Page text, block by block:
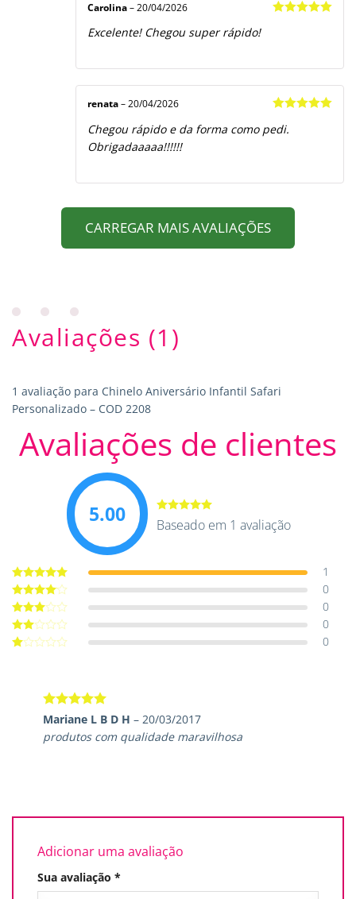
Carolina – 20/04/2026
Excelente! Chegou super rápido!
de 5
renata – 20/04/2026
Chegou rápido e da forma como pedi.
Obrigadaaaaa!!!!!!
CARREGAR MAIS AVALIAÇÕES
Avaliações (1)
1 avaliação para Chinelo Aniversário Infantil Safari
Personalizado – COD 2208
Avaliações de clientes
5.00
Avaliação
5.00de 5
Baseado em 1 avaliação
Avaliação5
de 5
1
Avaliação
4de 5
0
Avaliação
3de 5
0
Avaliação
0
0
Avaliação 5
de 5
Mariane L B D H– 20/03/2017
produtos com qualidade maravilhosa
Adicionar uma avaliação
Sua avaliação *